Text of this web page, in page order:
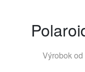
Výrobok